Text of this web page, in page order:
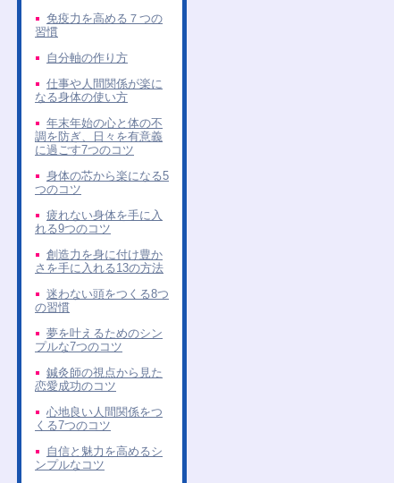
免疫力を高める７つの
習慣
自分軸の作り方
仕事や人間関係が楽に
なる身体の使い方
年末年始の心と体の不
調を防ぎ、日々を有意義
に過ごす7つのコツ
身体の芯から楽になる5
つのコツ
疲れない身体を手に入
れる9つのコツ
創造力を身に付け豊か
さを手に入れる13の方法
迷わない頭をつくる8つ
の習慣
夢を叶えるためのシン
プルな7つのコツ
鍼灸師の視点から見た
恋愛成功のコツ
心地良い人間関係をつ
くる7つのコツ
自信と魅力を高めるシ
ンプルなコツ